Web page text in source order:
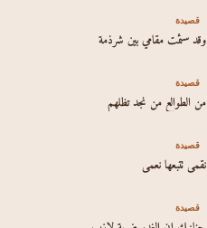
قصيدة
وقد سئمت مقامي بين شرذمة
قصيدة
من الطوالع من نجد تظلهم
قصيدة
نقمي تتبعها نعمي
قصيدة